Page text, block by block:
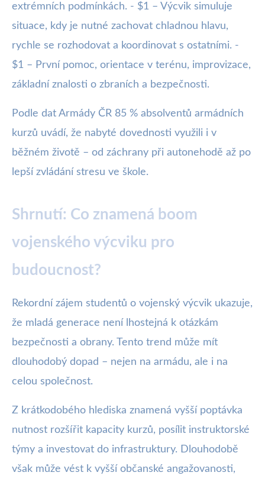
extrémních podmínkách. - $1 – Výcvik simuluje
situace, kdy je nutné zachovat chladnou hlavu,
rychle se rozhodovat a koordinovat s ostatními. -
$1 – První pomoc, orientace v terénu, improvizace,
základní znalosti o zbraních a bezpečnosti.
Podle dat Armády ČR 85 % absolventů armádních
kurzů uvádí, že nabyté dovednosti využili i v
běžném životě – od záchrany při autonehodě až po
lepší zvládání stresu ve škole.
Shrnutí: Co znamená boom
vojenského výcviku pro
budoucnost?
Rekordní zájem studentů o vojenský výcvik ukazuje,
že mladá generace není lhostejná k otázkám
bezpečnosti a obrany. Tento trend může mít
dlouhodobý dopad – nejen na armádu, ale i na
celou společnost.
Z krátkodobého hlediska znamená vyšší poptávka
nutnost rozšířit kapacity kurzů, posílit instruktorské
týmy a investovat do infrastruktury. Dlouhodobě
však může vést k vyšší občanské angažovanosti,